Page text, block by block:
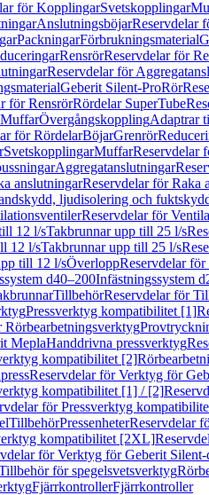
för KopplingarSvetskopplingar
AnslutningsböjarReservdelar
PackningarFörbrukningsmaterial
RensrörReservdelar för
Reservdelar för
Geberit Silent-ProRör
för RensrörRördelar SuperTube
ÖvergångskopplingAdaptrar
för RördelarBöjarGrenrör
SvetskopplingarMuffarReservdelar
Aggregatanslutningar
anslutningarReservdelar för Raka
ljudisolering och
Reservdelar för
12 l/sTakbrunnar upp till 25 l/s
12 l/sTakbrunnar upp till 25 l/s
till 12 l/sÖverloppReservdelar
d40–200Infästningssystem
TillbehörReservdelar för
Pressverktyg kompatibilitet [1]
Rörbearbetningsverktyg
MeplaHanddrivna pressverktyg
kompatibilitet [2]
Reservdelar för Verktyg för
kompatibilitet [1] / [2]
för Pressverktyg
TillbehörPressenheterReservdelar
kompatibilitet [2XL]
för Verktyg för Geberit
för spegelsvetsverktyg
FjärrkontrollerFjärrkontroller